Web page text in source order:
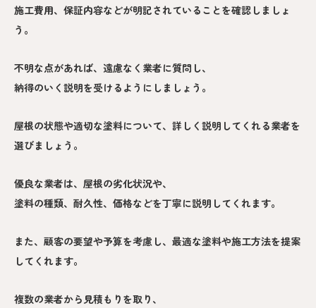
施工費用、保証内容などが明記されていることを確認しましょ
う。
不明な点があれば、遠慮なく業者に質問し、
納得のいく説明を受けるようにしましょう。
屋根の状態や適切な塗料について、詳しく説明してくれる業者を
選びましょう。
優良な業者は、屋根の劣化状況や、
塗料の種類、耐久性、価格などを丁寧に説明してくれます。
また、顧客の要望や予算を考慮し、最適な塗料や施工方法を提案
してくれます。
複数の業者から見積もりを取り、